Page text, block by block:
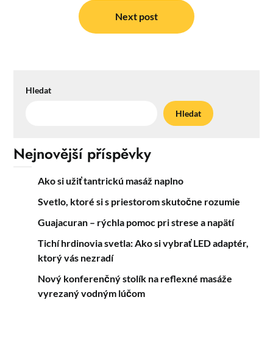
Next post
Hledat
Hledat
Nejnovější příspěvky
Ako si užiť tantrickú masáž naplno
Svetlo, ktoré si s priestorom skutočne rozumie
Guajacuran – rýchla pomoc pri strese a napätí
Tichí hrdinovia svetla: Ako si vybrať LED adaptér,
ktorý vás nezradí
Nový konferenčný stolík na reflexné masáže
vyrezaný vodným lúčom